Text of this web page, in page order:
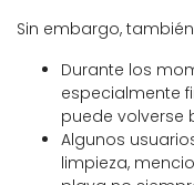
Sin embargo,
Durante los
especialmente
puede volverse
Algunos
limpieza,